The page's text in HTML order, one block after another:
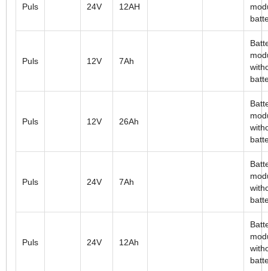
Puls 24V 12AH
Puls 12V 7Ah
Puls 12V 26Ah
Puls 24V 7Ah
Puls 24V 12Ah